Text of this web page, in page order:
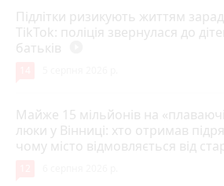
Підлітки ризикують життям
TikTok: поліція звернулася до дітей
батьків
Майже 15 мільйонів на
люки у Вінниці: хто отримав
чому місто відмовляється від